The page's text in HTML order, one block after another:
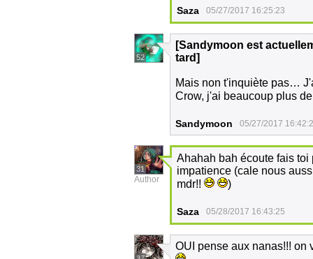
Saza 05/27/2017 16:25:23
52
[Sandymoon est
tard]
Mais non t'inquiète pas…
Crow, j'ai beaucoup plus
Sandymoon 05/27/2017
31
Author
Ahahah bah écoute fais
impatience (cale nous
mdr!!
)
Saza 05/28/2017 16:43:25
OUI pense aux nanas!!! on